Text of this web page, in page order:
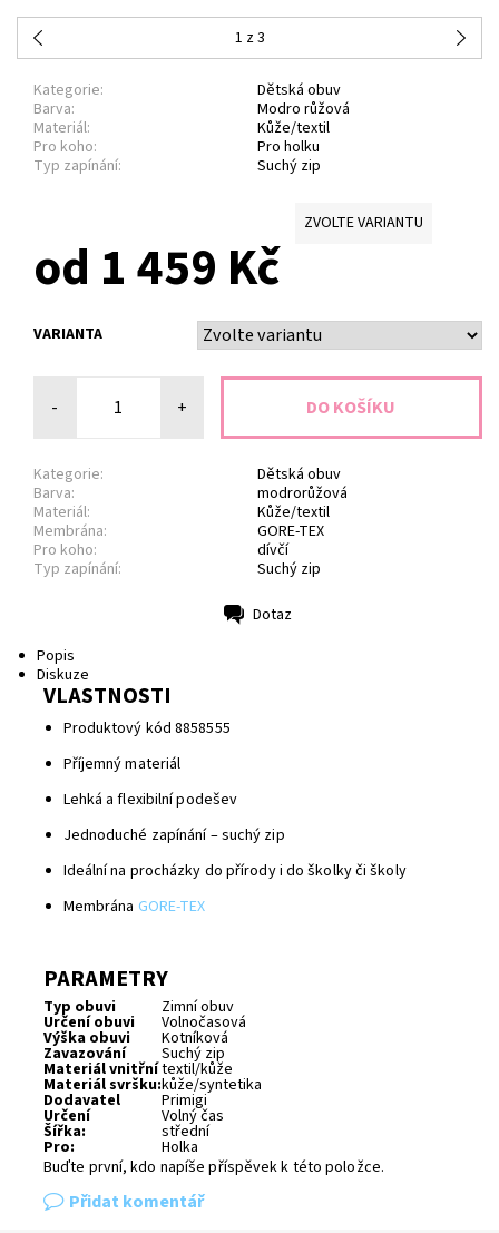
1 z 3
Kategorie:
Dětská obuv
Barva:
Modro růžová
Materiál:
Kůže/textil
Pro koho:
Pro holku
Typ zapínání:
Suchý zip
ZVOLTE VARIANTU
od 1 459 Kč
VARIANTA
- +
Kategorie:
Dětská obuv
Barva:
modrorůžová
Materiál:
Kůže/textil
Membrána:
GORE-TEX
Pro koho:
dívčí
Typ zapínání:
Suchý zip
Dotaz
Popis
Diskuze
VLASTNOSTI
Produktový kód 8858555
Příjemný materiál
Lehká a flexibilní podešev
Jednoduché zapínání – suchý zip
Ideální na procházky do přírody i do školky či školy
Membrána GORE-TEX
PARAMETRY
Typ obuvi Zimní obuv
Určení obuvi Volnočasová
Výška obuvi Kotníková
Zavazování Suchý zip
Materiál vnitřnítextil/kůže
Materiál svršku:kůže/syntetika
Dodavatel Primigi
Určení Volný čas
Šířka: střední
Pro:
Holka
Buďte první, kdo napíše příspěvek k této položce.
Přidat komentář